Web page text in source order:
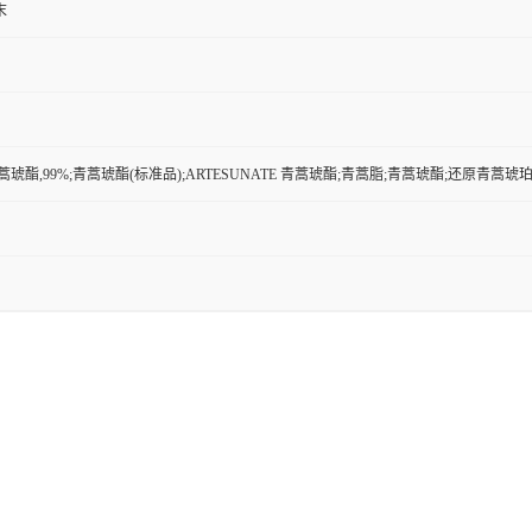
琥酯,99%;青蒿琥酯(标准品);ARTESUNATE 青蒿琥酯;青蒿脂;青蒿琥酯;还原青蒿琥